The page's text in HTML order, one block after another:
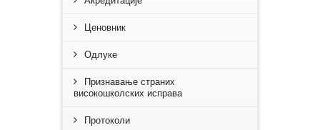
Ценовник
Одлуке
Признавање страних
високошколских исправа
Протоколи